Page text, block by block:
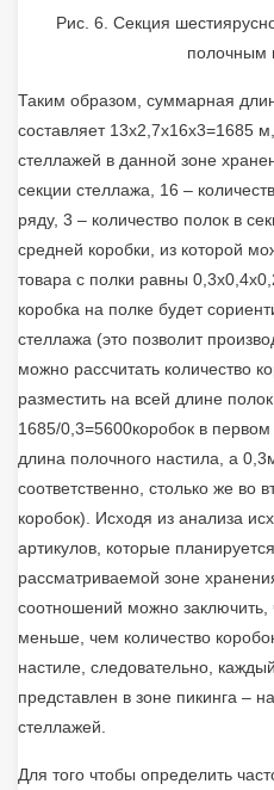
Рис. 6. Секция
полочным
Таким образом, суммарная
составляет 13х2,7х16х3=1685
стеллажей в данной зоне
секции стеллажа, 16 –
ряду, 3 – количество полок в
средней коробки, из которой
товара с полки равны
коробка на полке будет
стеллажа (это позволит
можно рассчитать количество
разместить на всей длине
1685/0,3=5600коробок в
длина полочного настила, а
соответственно, столько же во
коробок). Исходя из анализа
артикулов, которые
рассматриваемой зоне
соотношений можно заключить,
меньше, чем количество
настиле, следовательно,
представлен в зоне пикинга –
стеллажей.
Для того чтобы определить